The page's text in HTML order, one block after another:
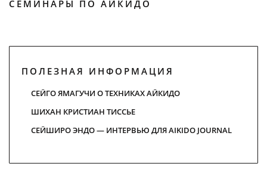
СЕМИНАРЫ ПО АЙКИДО
ПОЛЕЗНАЯ ИНФОРМАЦИЯ
СЕЙГО ЯМАГУЧИ О ТЕХНИКАХ АЙКИДО
ШИХАН КРИСТИАН ТИСCЬЕ
СЕЙШИРО ЭНДО — ИНТЕРВЬЮ ДЛЯ AIKIDO JOURNAL